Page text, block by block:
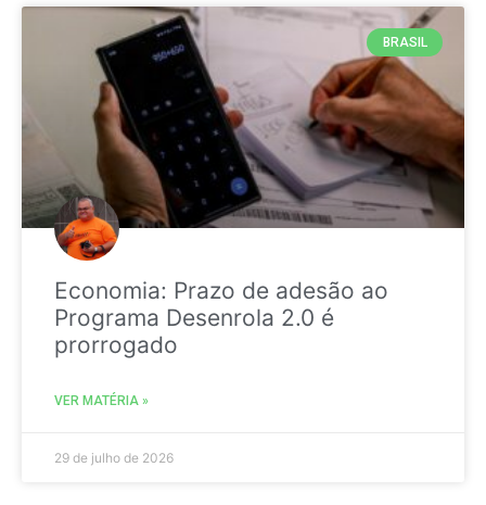
BRASIL
Economia: Prazo de adesão ao
Programa Desenrola 2.0 é
prorrogado
VER MATÉRIA »
29 de julho de 2026